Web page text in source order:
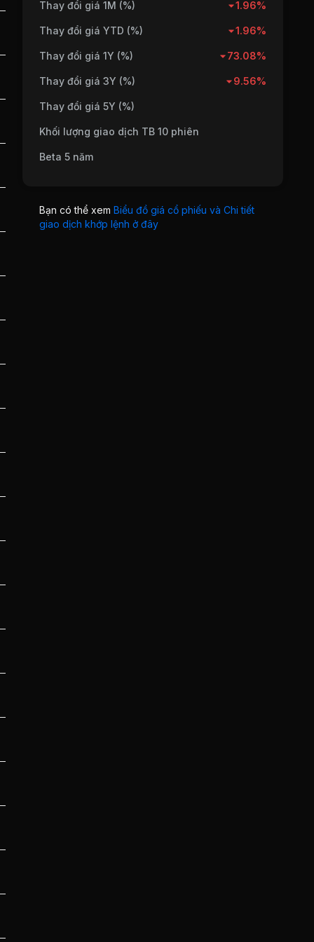
Thay đổi giá 1M (%) 1.96%
Thay đổi giá YTD (%) 1.96%
Thay đổi giá 1Y (%) 73.08%
Thay đổi giá 3Y (%) 9.56%
Thay đổi giá 5Y (%)
Khối lượng giao dịch TB 10 phiên
Beta 5 năm
Bạn có thể xem Biểu đồ giá cổ phiếu và Chi tiết
giao dịch khớp lệnh ở đây